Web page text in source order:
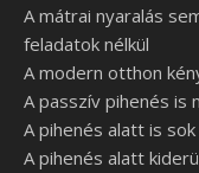
A mátrai nyaralás
feladatok nélkül
A modern otthon
A passzív pihenés is
A pihenés alatt is sok
A pihenés alatt